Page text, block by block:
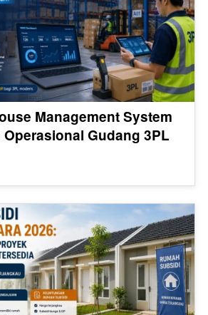
Management System
Operasional Gudang 3PL